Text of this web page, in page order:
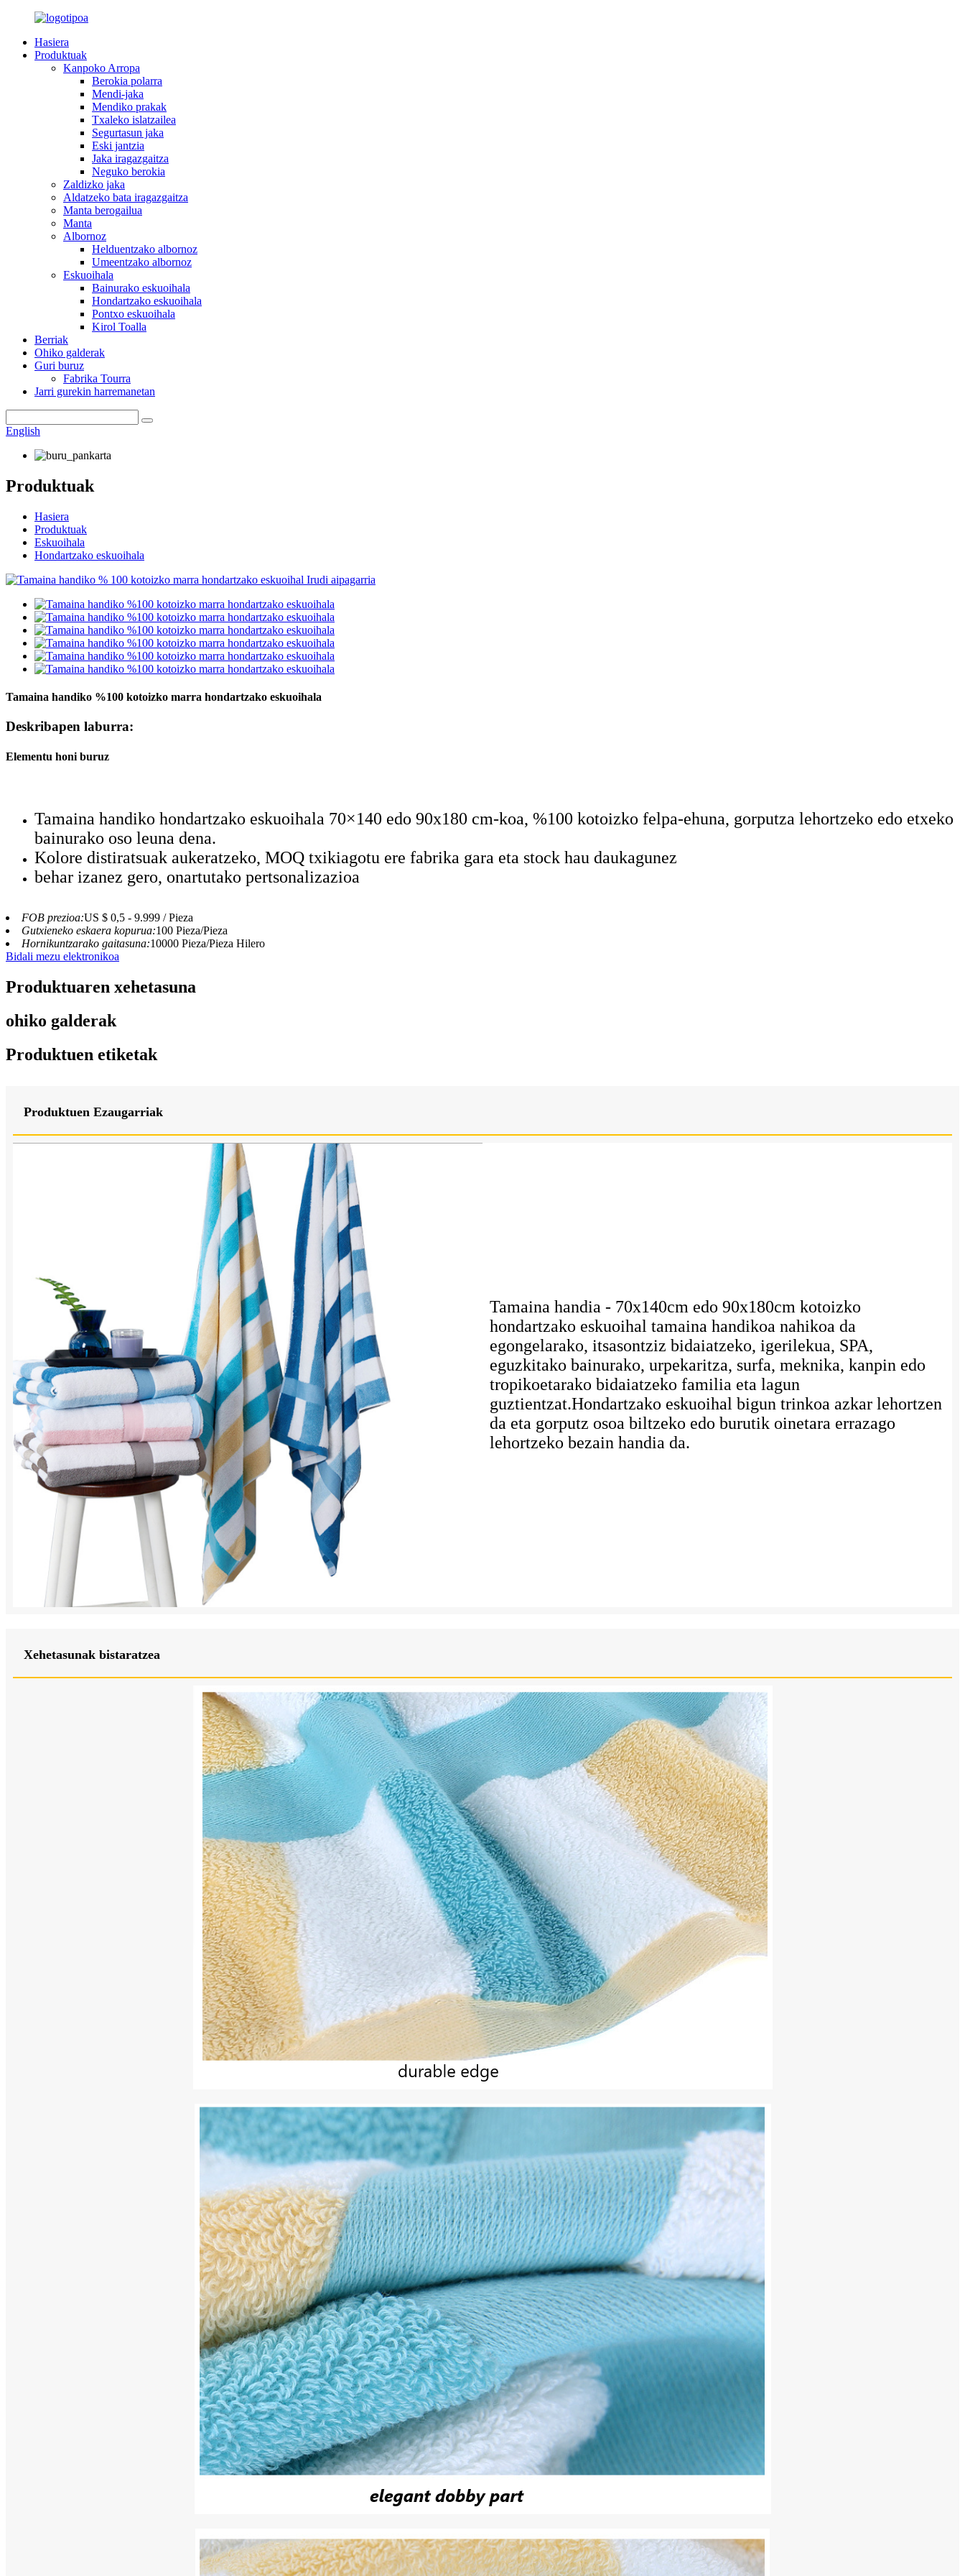
Hasiera
Produktuak
Kanpoko Arropa
Berokia polarra
Mendi-jaka
Mendiko prakak
Txaleko islatzailea
Segurtasun jaka
Eski jantzia
Jaka iragazgaitza
Neguko berokia
Zaldizko jaka
Aldatzeko bata iragazgaitza
Manta berogailua
Manta
Albornoz
Helduentzako albornoz
Umeentzako albornoz
Eskuoihala
Bainurako eskuoihala
Hondartzako eskuoihala
Pontxo eskuoihala
Kirol Toalla
Berriak
Ohiko galderak
Guri buruz
Fabrika Tourra
Jarri gurekin harremanetan
English
Produktuak
Hasiera
Produktuak
Eskuoihala
Hondartzako eskuoihala
Tamaina handiko %100 kotoizko marra hondartzako eskuoihala
Deskribapen laburra:
Elementu honi buruz
Tamaina handiko hondartzako eskuoihala 70×140 edo 90x180 cm-koa, %100 kotoizko felpa-ehuna, gorputza lehortzeko edo etxeko
bainurako oso leuna dena.
Kolore distiratsuak aukeratzeko, MOQ txikiagotu ere fabrika gara eta stock hau daukagunez
behar izanez gero, onartutako pertsonalizazioa
FOB prezioa:US $ 0,5 - 9.999 / Pieza
Gutxieneko eskaera kopurua:100 Pieza/Pieza
Hornikuntzarako gaitasuna:10000 Pieza/Pieza Hilero
Bidali mezu elektronikoa
Produktuaren xehetasuna
ohiko galderak
Produktuen etiketak
Produktuen Ezaugarriak
Tamaina handia - 70x140cm edo 90x180cm kotoizko
hondartzako eskuoihal tamaina handikoa nahikoa da
egongelarako, itsasontziz bidaiatzeko, igerilekua, SPA,
eguzkitako bainurako, urpekaritza, surfa, meknika, kanpin edo
tropikoetarako bidaiatzeko familia eta lagun
guztientzat.Hondartzako eskuoihal bigun trinkoa azkar lehortzen
da eta gorputz osoa biltzeko edo burutik oinetara errazago
lehortzeko bezain handia da.
Xehetasunak bistaratzea